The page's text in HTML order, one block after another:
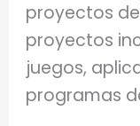
proyectos
proyectos
juegos,
programas